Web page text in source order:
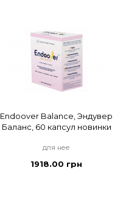
Endoover Balance, Эндувер
Баланс, 60 капсул новинки
для нее
1918.00 грн